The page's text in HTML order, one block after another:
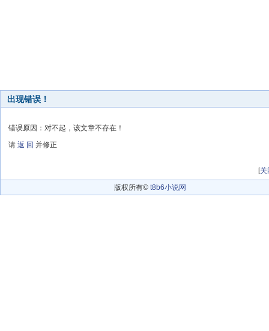
出现错误！
错误原因：对不起，该文章不存在！
请 返 回 并修正
[关
版权所有© t8b6小说网